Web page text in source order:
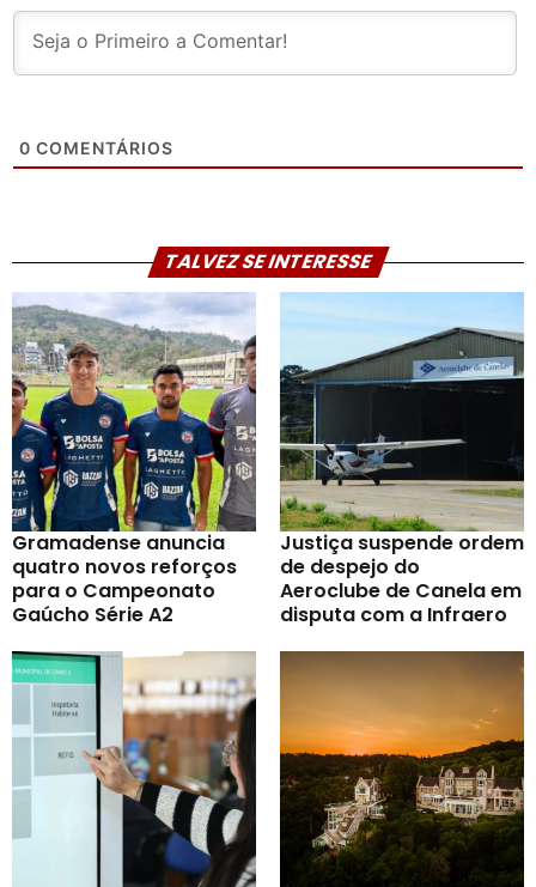
0 COMENTÁRIOS
TALVEZ SE INTERESSE
Gramadense anuncia
quatro novos reforços
para o Campeonato
Gaúcho Série A2
Justiça suspende ordem
de despejo do
Aeroclube de Canela em
disputa com a Infraero